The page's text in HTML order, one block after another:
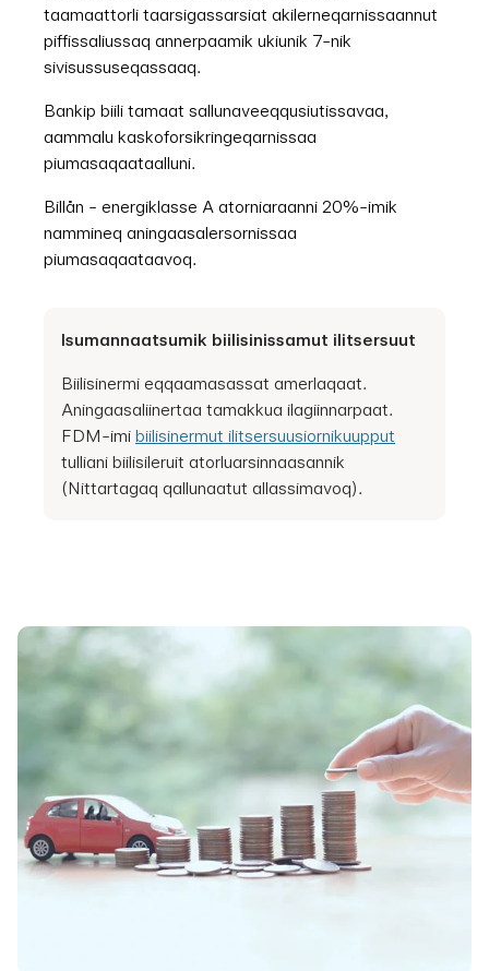
taamaattorli taarsigassarsiat akilerneqarnissaannut
piffissaliussaq annerpaamik ukiunik 7-nik
sivisussuseqassaaq.
Bankip biili tamaat sallunaveeqqusiutissavaa,
aammalu kaskoforsikringeqarnissaa
piumasaqaataalluni.
Billån - energiklasse A atorniaraanni 20%-imik
nammineq aningaasalersornissaa
piumasaqaataavoq.
Isumannaatsumik biilisinissamut ilitsersuut
Biilisinermi eqqaamasassat amerlaqaat.
Aningaasaliinertaa tamakkua ilagiinnarpaat.
FDM-imi biilisinermut ilitsersuusiornikuupput
tulliani biilisileruit atorluarsinnaasannik
(Nittartagaq qallunaatut allassimavoq).